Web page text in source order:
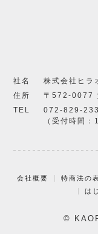
社名
株式会社ヒラ
住所
〒572-0077
TEL
072-829-
（受付時間
会社概要 特商法の
は
©